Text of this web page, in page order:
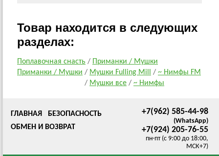
Товар находится в следующих
разделах:
Поплавочная снасть / Приманки / Мушки
Приманки / Мушки / Мушки Fulling Mill / ~ Нимфы FM
/ Мушки все / ~ Нимфы
+7(962) 585-44-98
(WhatsApp)
+7(924) 205-76-55
пн-пт (с 9:00 до 18:00,
МСК+7)
ГЛАВНАЯ
БЕЗОПАСНОСТЬ
ОБМЕН И ВОЗВРАТ